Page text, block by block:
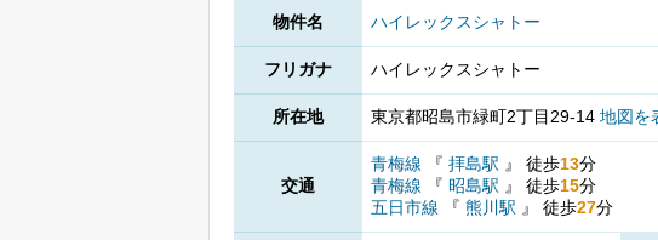
物件名 ハイレックスシャトー
フリガナ ハイレックスシャトー
所在地 東京都昭島市緑町2丁目29-14 地図を
交通
青梅線 『 拝島駅 』 徒歩13分
青梅線
『 昭島駅 』 徒歩15分
五日市線
『 熊川駅 』 徒歩27分